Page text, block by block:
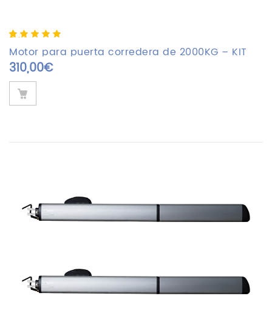
5.00 out of
5
based on
2
customer
ratings
Motor para puerta corredera de 2000KG – KIT
AC2000
310,00€